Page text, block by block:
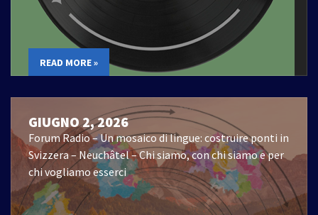
READ MORE »
GIUGNO 2, 2026
Forum Radio – Un mosaico di lingue: costruire ponti in
Svizzera – Neuchâtel – Chi siamo, con chi siamo e per
chi vogliamo esserci